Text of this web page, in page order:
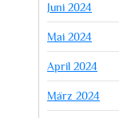
Juni 2024
Mai 2024
April 2024
März 2024